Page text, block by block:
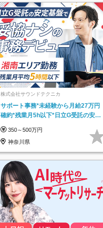
株式会社サウンドテクニカ
サポート事務*未経験から月給27万円
確約*残業月5h以下*日立G受託の安定
350～500万円
神奈川県